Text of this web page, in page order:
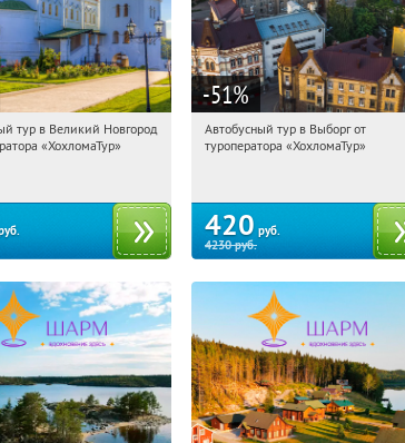
Купили:2
тур в Великий Новгород
«ХохломаТур»
-51%
20:31:42 Купили:
Автобусный тур в Выборг от
туроператора «ХохломаТур»
420 руб.
4230руб.